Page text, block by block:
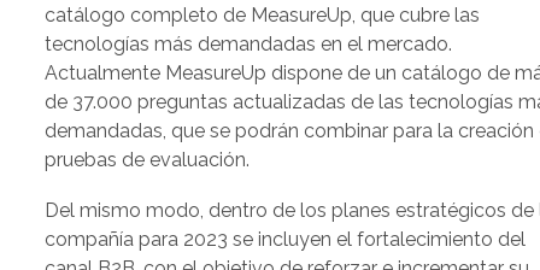
catálogo completo de MeasureUp, que cubre las
tecnologías más demandadas en el mercado.
Actualmente MeasureUp dispone de un catálogo de
de 37.000 preguntas actualizadas de las tecnologías
demandadas, que se podrán combinar para la creación
pruebas de evaluación.
Del mismo modo, dentro de los planes estratégicos de
compañía para 2023 se incluyen el fortalecimiento del